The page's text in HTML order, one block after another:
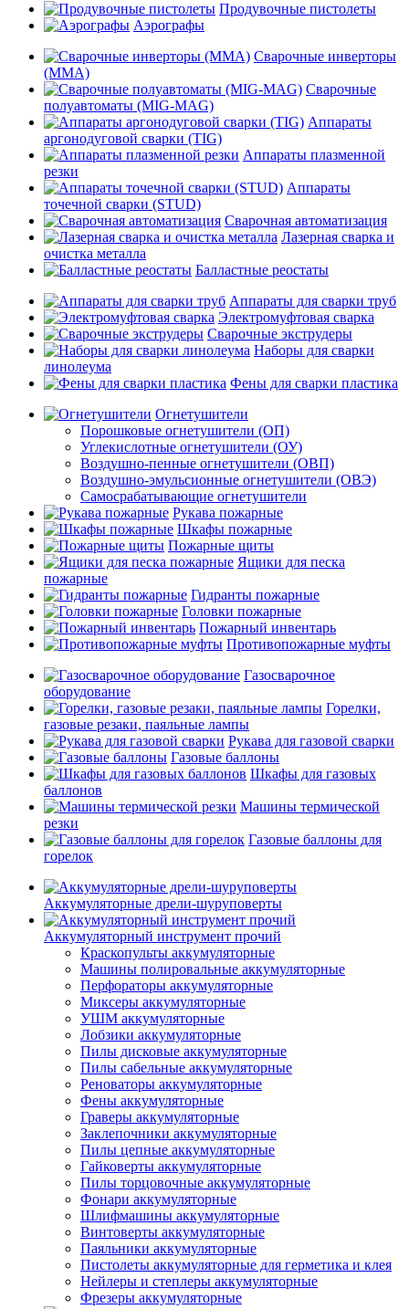
Продувочные пистолеты
Аэрографы
Сварочные инверторы
(MMA)
Сварочные
полуавтоматы (MIG-MAG)
Аппараты
аргонодуговой сварки (TIG)
Аппараты плазменной
резки
Аппараты
точечной сварки (STUD)
Сварочная автоматизация
Лазерная сварка и
очистка металла
Балластные реостаты
Аппараты для сварки труб
Электромуфтовая сварка
Сварочные экструдеры
Наборы для сварки
линолеума
Фены для сварки пластика
Огнетушители
Порошковые огнетушители (ОП)
Углекислотные огнетушители (ОУ)
Воздушно-пенные огнетушители (ОВП)
Воздушно-эмульсионные огнетушители (ОВЭ)
Самосрабатывающие огнетушители
Рукава пожарные
Шкафы пожарные
Пожарные щиты
Ящики для песка
пожарные
Гидранты пожарные
Головки пожарные
Пожарный инвентарь
Противопожарные муфты
Газосварочное
оборудование
Горелки,
газовые резаки, паяльные лампы
Рукава для газовой сварки
Газовые баллоны
Шкафы для газовых
баллонов
Машины термической
резки
Газовые баллоны для
горелок
Аккумуляторные дрели-шуруповерты
Аккумуляторный инструмент прочий
Краскопульты аккумуляторные
Машины полировальные аккумуляторные
Перфораторы аккумуляторные
Миксеры аккумуляторные
УШМ аккумуляторные
Лобзики аккумуляторные
Пилы дисковые аккумуляторные
Пилы сабельные аккумуляторные
Реноваторы аккумуляторные
Фены аккумуляторные
Граверы аккумуляторные
Заклепочники аккумуляторные
Пилы цепные аккумуляторные
Гайковерты аккумуляторные
Пилы торцовочные аккумуляторные
Фонари аккумуляторные
Шлифмашины аккумуляторные
Винтоверты аккумуляторные
Паяльники аккумуляторные
Пистолеты аккумуляторные для герметика и клея
Нейлеры и степлеры аккумуляторные
Фрезеры аккумуляторные